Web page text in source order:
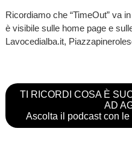
Ricordiamo che “TimeOut” va
è visibile sulle home page e
Lavocedialba.it,
TI RICORDI COSA È
AD
Ascolta il podcast con